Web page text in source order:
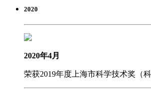
2020
2020年4月
荣获2019年度上海市科学技术奖（